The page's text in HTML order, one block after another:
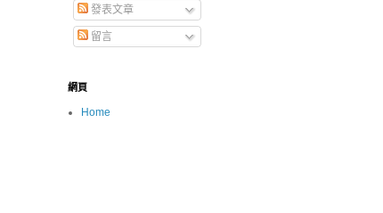
發表文章
留言
網頁
Home